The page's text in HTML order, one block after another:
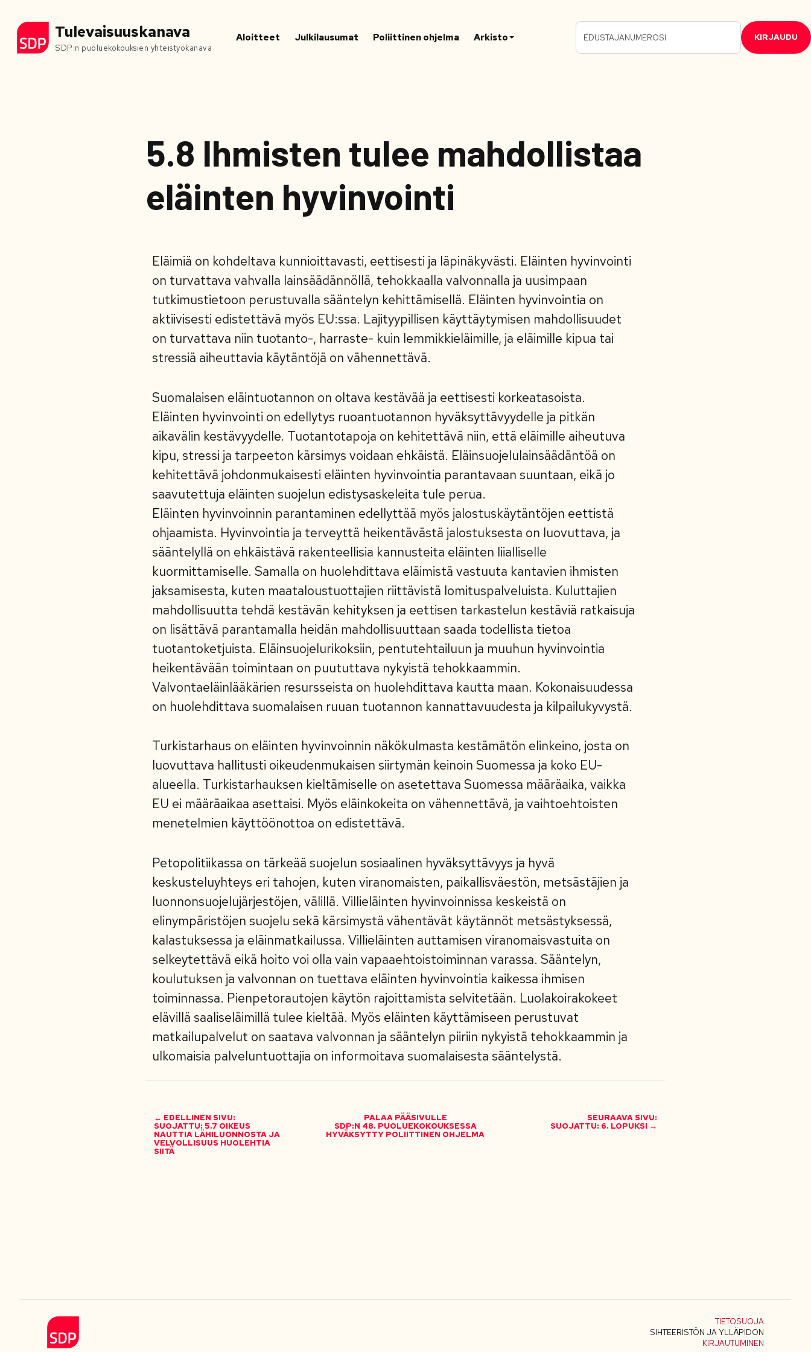
Tulevaisuuskanava
SDP:n puoluekokouksien yhteistyökanava
Aloitteet Julkilausumat Poliittinen ohjelma Arkisto KIRJAUDU
5.8 Ihmisten tulee mahdollistaa
eläinten hyvinvointi
Eläimiä on kohdeltava kunnioittavasti, eettisesti ja läpinäkyvästi. Eläinten hyvinvointi
on turvattava vahvalla lainsäädännöllä, tehokkaalla valvonnalla ja uusimpaan
tutkimustietoon perustuvalla sääntelyn kehittämisellä. Eläinten hyvinvointia on
aktiivisesti edistettävä myös EU:ssa. Lajityypillisen käyttäytymisen mahdollisuudet
on turvattava niin tuotanto-, harraste- kuin lemmikkieläimille, ja eläimille kipua tai
stressiä aiheuttavia käytäntöjä on vähennettävä.
Suomalaisen eläintuotannon on oltava kestävää ja eettisesti korkeatasoista.
Eläinten hyvinvointi on edellytys ruoantuotannon hyväksyttävyydelle ja pitkän
aikavälin kestävyydelle. Tuotantotapoja on kehitettävä niin, että eläimille aiheutuva
kipu, stressi ja tarpeeton kärsimys voidaan ehkäistä. Eläinsuojelulainsäädäntöä on
kehitettävä johdonmukaisesti eläinten hyvinvointia parantavaan suuntaan, eikä jo
saavutettuja eläinten suojelun edistysaskeleita tule perua.
Eläinten hyvinvoinnin parantaminen edellyttää myös jalostuskäytäntöjen eettistä
ohjaamista. Hyvinvointia ja terveyttä heikentävästä jalostuksesta on luovuttava, ja
sääntelyllä on ehkäistävä rakenteellisia kannusteita eläinten liialliselle
kuormittamiselle. Samalla on huolehdittava eläimistä vastuuta kantavien ihmisten
jaksamisesta, kuten maataloustuottajien riittävistä lomituspalveluista. Kuluttajien
mahdollisuutta tehdä kestävän kehityksen ja eettisen tarkastelun kestäviä ratkaisuja
on lisättävä parantamalla heidän mahdollisuuttaan saada todellista tietoa
tuotantoketjuista. Eläinsuojelurikoksiin, pentutehtailuun ja muuhun hyvinvointia
heikentävään toimintaan on puututtava nykyistä tehokkaammin.
Valvontaeläinlääkärien resursseista on huolehdittava kautta maan. Kokonaisuudessa
on huolehdittava suomalaisen ruuan tuotannon kannattavuudesta ja kilpailukyvystä.
Turkistarhaus on eläinten hyvinvoinnin näkökulmasta kestämätön elinkeino, josta on
luovuttava hallitusti oikeudenmukaisen siirtymän keinoin Suomessa ja koko EU-
alueella. Turkistarhauksen kieltämiselle on asetettava Suomessa määräaika, vaikka
EU ei määräaikaa asettaisi. Myös eläinkokeita on vähennettävä, ja vaihtoehtoisten
menetelmien käyttöönottoa on edistettävä.
Petopolitiikassa on tärkeää suojelun sosiaalinen hyväksyttävyys ja hyvä
keskusteluyhteys eri tahojen, kuten viranomaisten, paikallisväestön, metsästäjien ja
luonnonsuojelujärjestöjen, välillä. Villieläinten hyvinvoinnissa keskeistä on
elinympäristöjen suojelu sekä kärsimystä vähentävät käytännöt metsästyksessä,
kalastuksessa ja eläinmatkailussa. Villieläinten auttamisen viranomaisvastuita on
selkeytettävä eikä hoito voi olla vain vapaaehtoistoiminnan varassa. Sääntelyn,
koulutuksen ja valvonnan on tuettava eläinten hyvinvointia kaikessa ihmisen
toiminnassa. Pienpetorautojen käytön rajoittamista selvitetään. Luolakoirakokeet
elävillä saaliseläimillä tulee kieltää. Myös eläinten käyttämiseen perustuvat
matkailupalvelut on saatava valvonnan ja sääntelyn piiriin nykyistä tehokkaammin ja
ulkomaisia palveluntuottajia on informoitava suomalaisesta sääntelystä.
← EDELLINEN SIVU:
SUOJATTU: 5.7 OIKEUS
NAUTTIA LÄHILUONNOSTA JA
VELVOLLISUUS HUOLEHTIA
SIITÄ
PALAA PÄÄSIVULLE
SDP:N 48. PUOLUEKOKOUKSESSA
HYVÄKSYTTY POLIITTINEN OHJELMA
SEURAAVA SIVU:
SUOJATTU: 6. LOPUKSI →
TIETOSUOJA
SIHTEERISTÖN JA YLLÄPIDON
KIRJAUTUMINEN